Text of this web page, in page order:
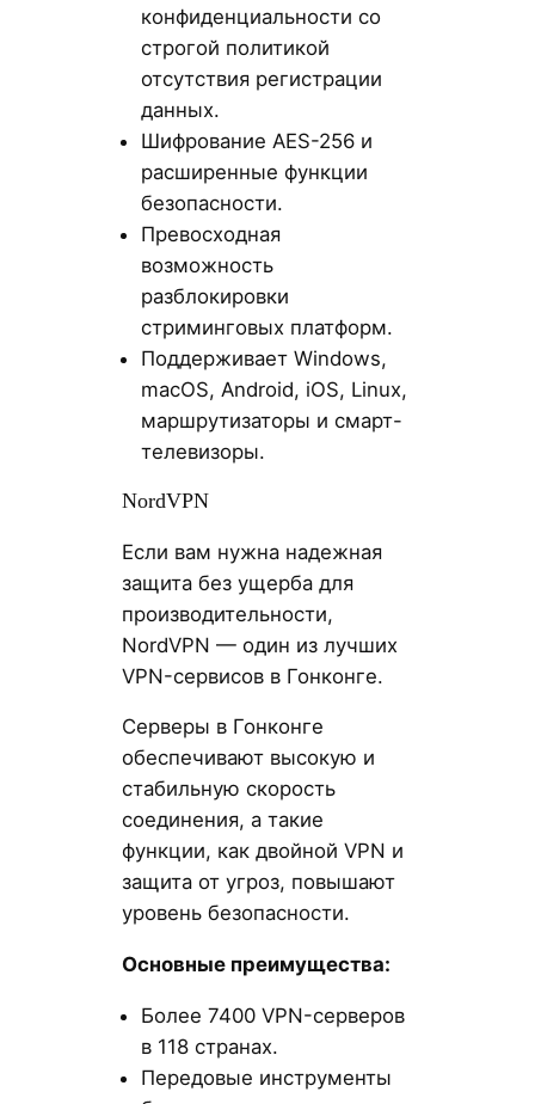
конфиденциальности со
строгой политикой
отсутствия регистрации
данных.
Шифрование AES-256 и
расширенные функции
безопасности.
Превосходная
возможность
разблокировки
стриминговых платформ.
Поддерживает Windows,
macOS, Android, iOS, Linux,
маршрутизаторы и смарт-
телевизоры.
NordVPN
Если вам нужна надежная
защита без ущерба для
производительности,
NordVPN — один из лучших
VPN-сервисов в Гонконге.
Серверы в Гонконге
обеспечивают высокую и
стабильную скорость
соединения, а такие
функции, как двойной VPN и
защита от угроз, повышают
уровень безопасности.
Основные преимущества:
Более 7400 VPN-серверов
в 118 странах.
Передовые инструменты